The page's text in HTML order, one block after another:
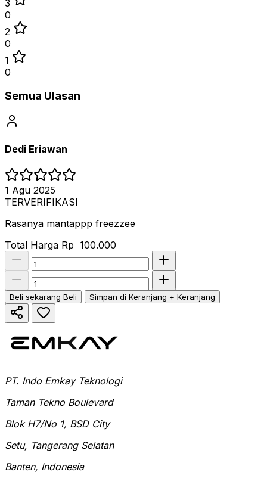
3
0
2
0
1
0
Semua Ulasan
Dedi Eriawan
1 Agu 2025
TERVERIFIKASI
Rasanya mantappp freezzee
Total Harga Rp 100.000
Beli sekarang Beli Simpan di Keranjang + Keranjang
PT. Indo Emkay Teknologi
Taman Tekno Boulevard
Blok H7/No 1, BSD City
Setu, Tangerang Selatan
Banten, Indonesia